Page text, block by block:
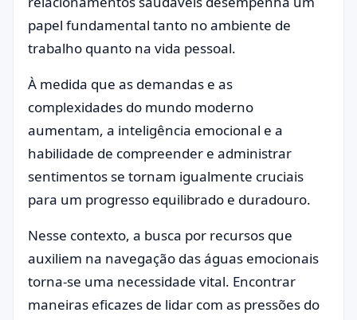
papel fundamental tanto no ambiente de
trabalho quanto na vida pessoal.
À medida que as demandas e as
complexidades do mundo moderno
aumentam, a inteligência emocional e a
habilidade de compreender e administrar
sentimentos se tornam igualmente cruciais
para um progresso equilibrado e duradouro.
Nesse contexto, a busca por recursos que
auxiliem na navegação das águas emocionais
torna-se uma necessidade vital. Encontrar
maneiras eficazes de lidar com as pressões do